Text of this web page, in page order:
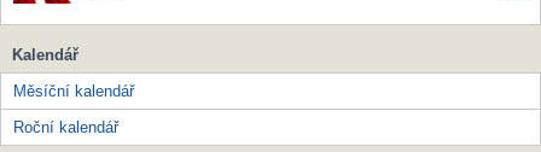
Kalendář
Měsíční kalendář
Roční kalendář